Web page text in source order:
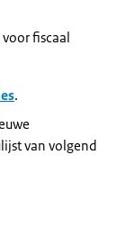
fiscaal
.
van volgend